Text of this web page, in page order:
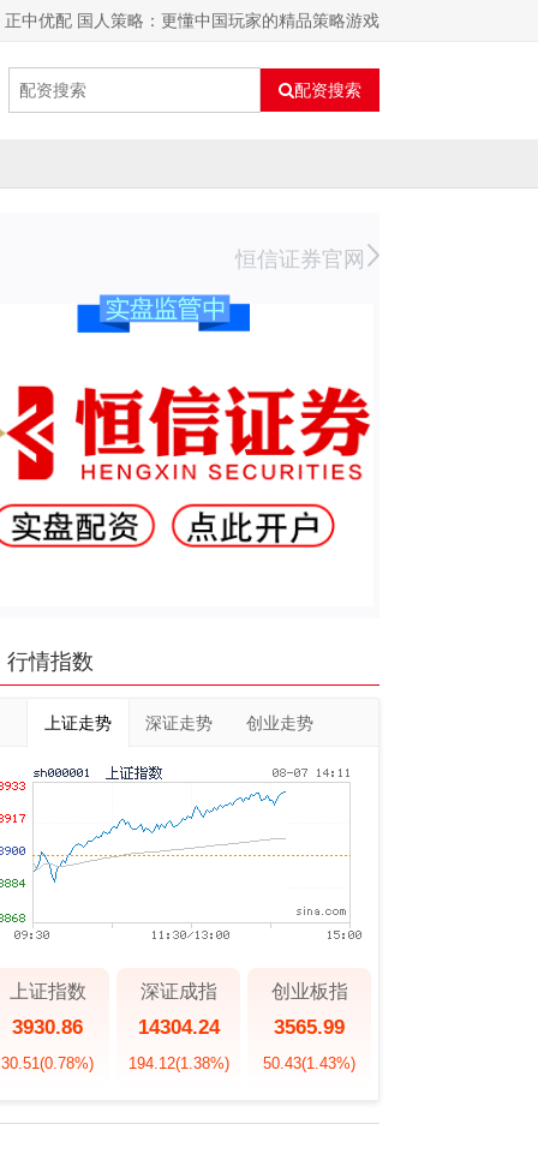
正中优配 国人策略：更懂中国玩家的精品策略游戏
配资搜索
恒信证券官网
行情指数
上证走势 深证走势 创业走势
上证指数
3930.86
30.51(0.78%)
深证成指
14304.24
194.12(1.38%)
创业板指
3565.99
50.43(1.43%)